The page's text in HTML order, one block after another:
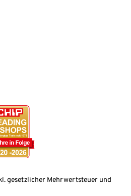
gesetzlicher Mehrwertsteuer und